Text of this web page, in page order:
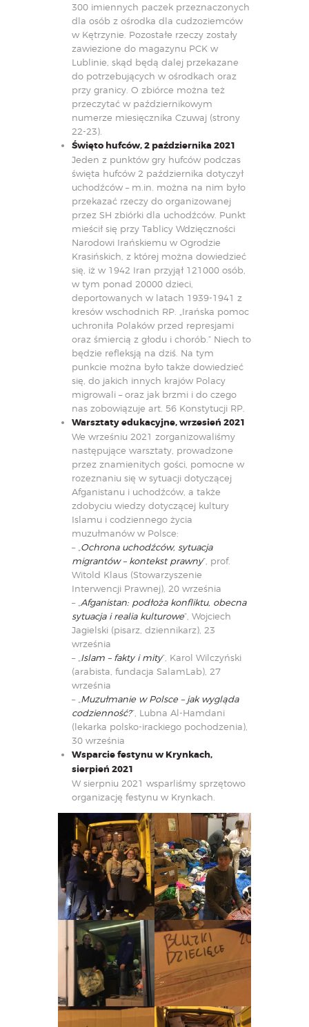
300 imiennych paczek przeznaczonych
dla osób z ośrodka dla cudzoziemców
w Kętrzynie. Pozostałe rzeczy zostały
zawiezione do magazynu PCK w
Lublinie, skąd będą dalej przekazane
do potrzebujących w ośrodkach oraz
przy granicy. O zbiórce można też
przeczytać w październikowym
numerze miesięcznika Czuwaj(strony
22-23).
Święto hufców, 2 października 2021
Jeden z punktów gry hufców podczas
święta hufców 2 października dotyczył
uchodźców – m.in. można na nim było
przekazać rzeczy do organizowanej
przez SH zbiórki dla uchodźców. Punkt
mieścił się przy Tablicy Wdzięczności
Narodowi Irańskiemu w Ogrodzie
Krasińskich, z której można dowiedzieć
się, iż w 1942 Iran przyjął 121000 osób,
w tym ponad 20000 dzieci,
deportowanych w latach 1939-1941 z
kresów wschodnich RP. „Irańska pomoc
uchroniła Polaków przed represjami
oraz śmiercią z głodu i chorób.” Niech to
będzie refleksją na dziś. Na tym
punkcie można było także dowiedzieć
się, do jakich innych krajów Polacy
migrowali – oraz jak brzmi i do czego
nas zobowiązuje art. 56 Konstytucji RP.
Warsztaty edukacyjne, wrzesień 2021
We wrześniu 2021 zorganizowaliśmy
następujące warsztaty, prowadzone
przez znamienitych gości, pomocne w
rozeznaniu się w sytuacji dotyczącej
Afganistanu i uchodźców, a także
zdobyciu wiedzy dotyczącej kultury
Islamu i codziennego życia
muzułmanów w Polsce:
– „ Ochrona uchodźców, sytuacja
migrantów – kontekst prawny”, prof.
Witold Klaus (Stowarzyszenie
Interwencji Prawnej), 20 września
– „ Afganistan: podłoża konfliktu, obecna
sytuacja i realia kulturowe”, Wojciech
Jagielski (pisarz, dziennikarz), 23
września
– „ Islam – fakty i mity”, Karol Wilczyński
(arabista, fundacja SalamLab), 27
września
– „ Muzułmanie w Polsce – jak wygląda
codzienność?”, Lubna Al-Hamdani
(lekarka polsko-irackiego pochodzenia),
30 września
Wsparcie festynu w Krynkach,
sierpień 2021
W sierpniu 2021 wsparliśmy sprzętowo
organizację festynu w Krynkach.